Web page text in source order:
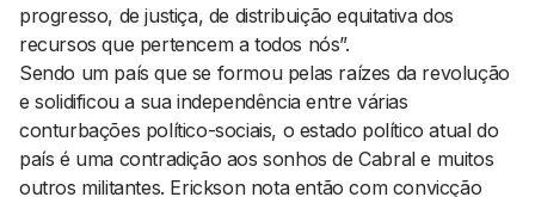
progresso, de justiça, de distribuição equitativa dos
recursos que pertencem a todos nós”.
Sendo um país que se formou pelas raízes da revolução
e solidificou a sua independência entre várias
conturbações político-sociais, o estado político atual do
país é uma contradição aos sonhos de Cabral e muitos
outros militantes. Erickson nota então com convicção